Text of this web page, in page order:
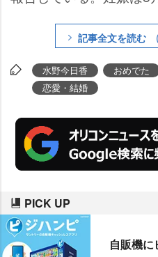
記事全文を読む
水野今日香 おめでた
恋愛・結婚
PICK UP
自販機に